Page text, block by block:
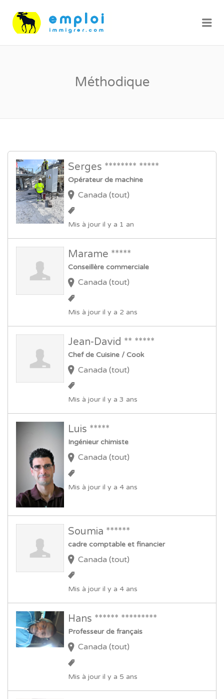
Méthodique
Serges ******** *****
Opérateur de machine
Canada (tout)
Mis à jour il y a 1 an
Marame *****
Conseillère commerciale
Canada (tout)
Mis à jour il y a 2 ans
Jean-David ** *****
Chef de Cuisine / Cook
Canada (tout)
Mis à jour il y a 3 ans
Luis *****
Ingénieur chimiste
Canada (tout)
Mis à jour il y a 4 ans
Soumia ******
cadre comptable et financier
Canada (tout)
Mis à jour il y a 4 ans
Hans ****** *********
Professeur de français
Canada (tout)
Mis à jour il y a 5 ans